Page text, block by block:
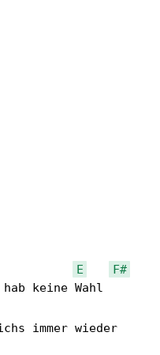
E
F#
keine Wahl
immer wieder